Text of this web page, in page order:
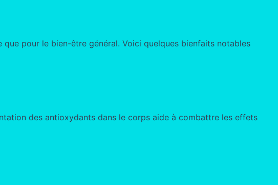
pour le bien-être général. Voici quelques bienfaits notables
des antioxydants dans le corps aide à combattre les effets